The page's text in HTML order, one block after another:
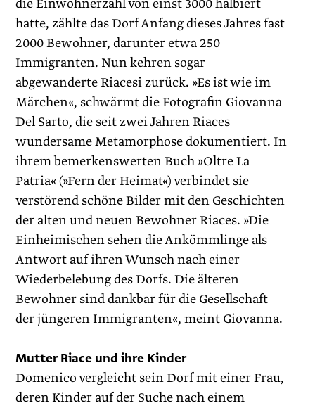
die Einwohnerzahl von einst 3000 halbiert
hatte, zählte das Dorf Anfang dieses Jahres fast
2000 Bewohner, darunter etwa 250
Immigranten. Nun kehren sogar
abgewanderte Riacesi zurück. »Es ist wie im
Märchen«, schwärmt die Fotografin Giovanna
Del Sarto, die seit zwei Jahren Riaces
wundersame Metamorphose dokumentiert. In
ihrem bemerkenswerten Buch »Oltre La
Patria« (»Fern der Heimat«) verbindet sie
verstörend schöne Bilder mit den Geschichten
der alten und neuen Bewohner Riaces. »Die
Einheimischen sehen die Ankömmlinge als
Antwort auf ihren Wunsch nach einer
Wieder­belebung des Dorfs. Die älteren
Bewohner sind dankbar für die ­Gesellschaft
der jüngeren Immigranten«, meint Giovanna.
Mutter Riace und ihre Kinder
Domenico vergleicht sein Dorf mit einer Frau,
deren Kinder auf der Suche nach einem